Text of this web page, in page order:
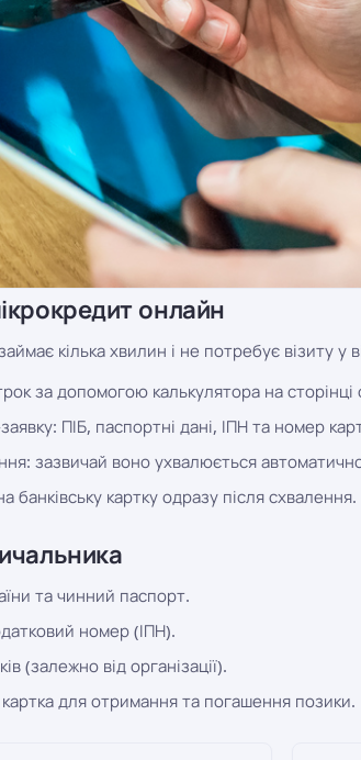
онлайн
кілька хвилин і не потребує візиту у
за допомогою калькулятора на сторінці
ПІБ, паспортні дані, ІПН та номер
зазвичай воно ухвалюється
банківську картку одразу після схвалення.
та чинний паспорт.
номер (ІПН).
(залежно від організації).
картка для отримання та погашення позики.